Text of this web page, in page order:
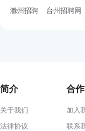
滁州招聘
台州招聘网
简介
关于我们
法律协议
合作
加入
联系